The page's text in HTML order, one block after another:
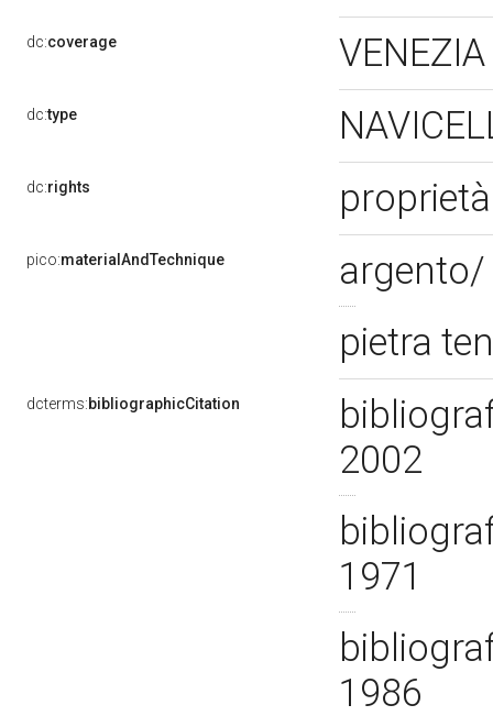
dc:coverage
dc:type
dc:rights
pico:materialAndTechnique
pietra
dcterms:bibliographicCitation
2002
1971
1986